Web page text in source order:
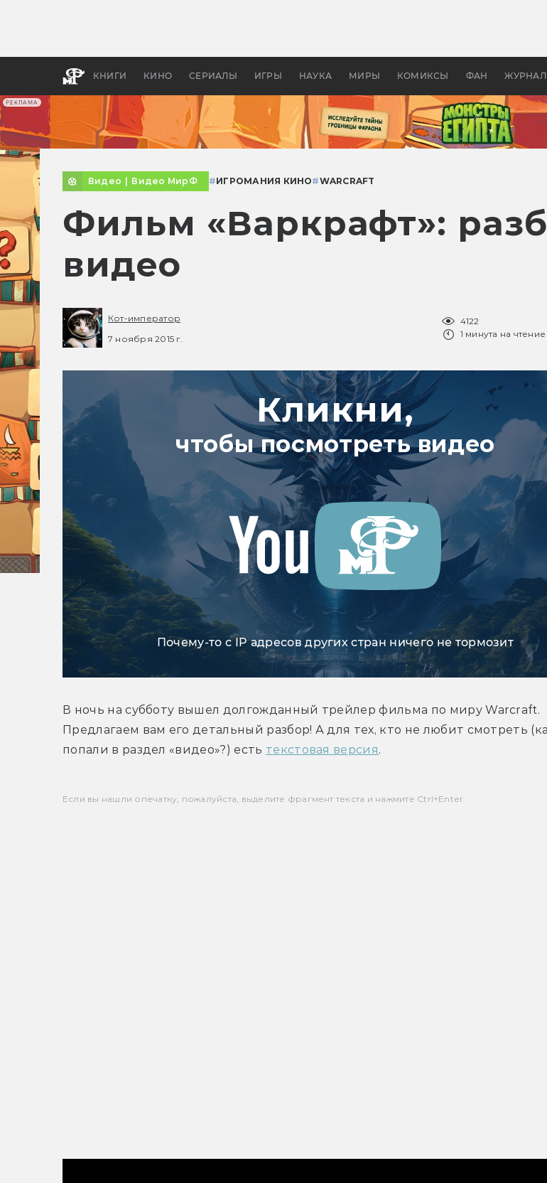
РЕКЛАМА
КНИГИ КИНО СЕРИАЛЫ ИГРЫ НАУКА МИРЫ КОМИКСЫ ФАН ЖУРНАЛ
бы «Властелина колец»
Древней
Видео Видео МирФ #ИГРОМАНИЯ КИНО#WARCRAFT
Фильм «Варкрафт»:
видео
Кот-император
7 ноября 2015 г.
4122
1 минута на чтение
Кликни,
чтобы посмотреть видео
Почему-то с IP адресов других стран ничего не тормозит
В ночь на субботу вышел долгожданный трейлер фильма по миру Warcraft.
Предлагаем вам его детальный разбор! А для тех, кто не любит смотреть
попали в раздел «видео»?) есть текстовая версия.
Если вы нашли опечатку, пожалуйста, выделите фрагмент текста и нажмите Ctrl+Enter.